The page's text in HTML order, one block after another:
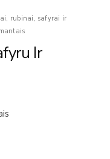
rubinai, safyrai ir
Ir